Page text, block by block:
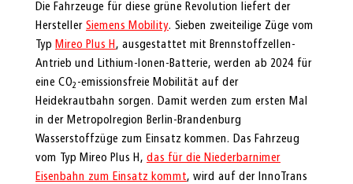
Die Fahrzeuge für diese grüne Revolution liefert der
Hersteller Siemens Mobility. Sieben zweiteilige Züge vom
Typ Mireo Plus H , ausgestattet mit Brennstoffzellen-
Antrieb und Lithium-Ionen-Batterie, werden ab 2024 für
eine CO2 -emissionsfreie Mobilität auf der
Heidekrautbahn sorgen. Damit werden zum ersten Mal
in der Metropolregion Berlin-Brandenburg
Wasserstoffzüge zum Einsatz kommen. Das Fahrzeug
vom Typ Mireo Plus H, das für die Niederbarnimer
Eisenbahn zum Einsatz kommt, wird auf der InnoTrans